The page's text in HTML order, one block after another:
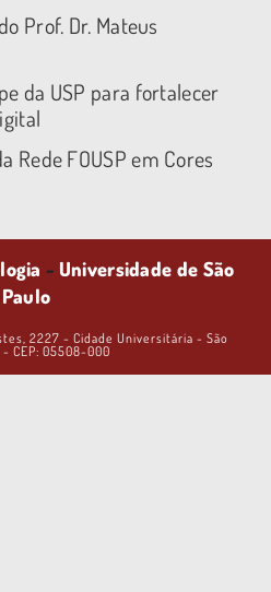
Prof. Dr. Mateus
da USP para fortalecer
Rede FOUSP em Cores
- Universidade de São
Paulo
2227 - Cidade Universitária - São
CEP: 05508-000